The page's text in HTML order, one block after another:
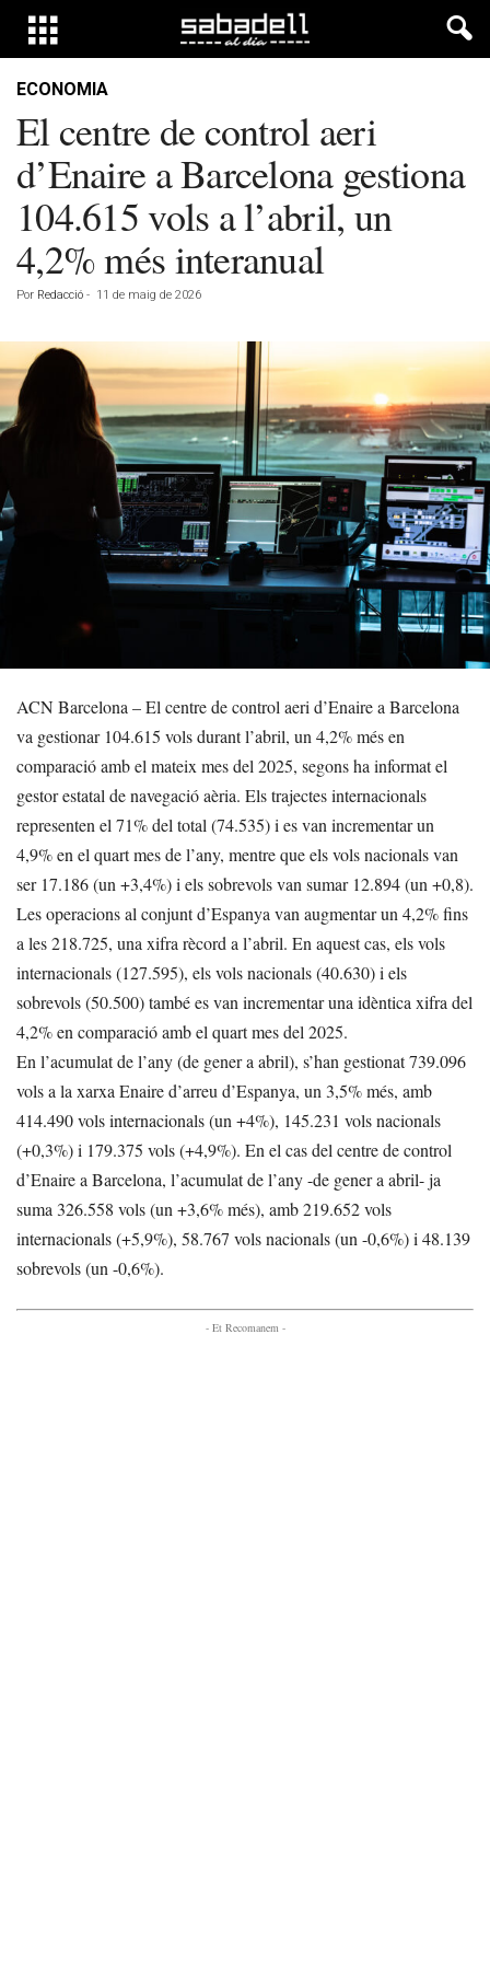
ECONOMIA
El centre de control aeri
d’Enaire a Barcelona gestiona
104.615 vols a l’abril, un
4,2% més interanual
Por Redacció - 11 de maig de 2026
ACN Barcelona – El centre de control aeri d’Enaire a Barcelona
va gestionar 104.615 vols durant l’abril, un 4,2% més en
comparació amb el mateix mes del 2025, segons ha informat el
gestor estatal de navegació aèria. Els trajectes internacionals
representen el 71% del total (74.535) i es van incrementar un
4,9% en el quart mes de l’any, mentre que els vols nacionals van
ser 17.186 (un +3,4%) i els sobrevols van sumar 12.894 (un +0,8).
Les operacions al conjunt d’Espanya van augmentar un 4,2% fins
a les 218.725, una xifra rècord a l’abril. En aquest cas, els vols
internacionals (127.595), els vols nacionals (40.630) i els
sobrevols (50.500) també es van incrementar una idèntica xifra del
4,2% en comparació amb el quart mes del 2025.
En l’acumulat de l’any (de gener a abril), s’han gestionat 739.096
vols a la xarxa Enaire d’arreu d’Espanya, un 3,5% més, amb
414.490 vols internacionals (un +4%), 145.231 vols nacionals
(+0,3%) i 179.375 vols (+4,9%). En el cas del centre de control
d’Enaire a Barcelona, l’acumulat de l’any -de gener a abril- ja
suma 326.558 vols (un +3,6% més), amb 219.652 vols
internacionals (+5,9%), 58.767 vols nacionals (un -0,6%) i 48.139
sobrevols (un -0,6%).
- Et Recomanem -